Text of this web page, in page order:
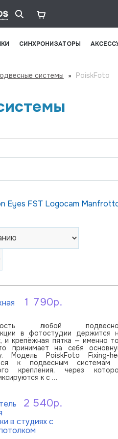
СИНХРОНИЗАТОРЫ
системы » PoiskFoto
Eyes FST Logocam
1 790р.
любой
в фотостудии держится
и крепёжная пятка — именно
принимает на себя
Модель PoiskFoto Fixing-
к подвесным системам
крепления, через
к с …
2 540р.
в студиях с